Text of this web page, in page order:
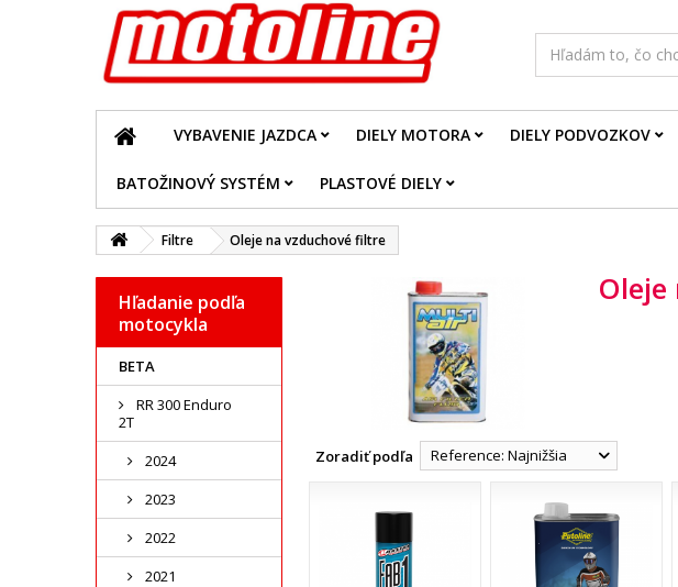
VYBAVENIE JAZDCA DIELY MOTORA DIELY PODVOZKOV
BATOŽINOVÝ SYSTÉM PLASTOVÉ DIELY
Filtre Oleje na vzduchové filtre
Hľadanie podľa
motocykla
BETA
RR 300 Enduro
2T
2024
2023
2022
2021
Zoradiť podľa Reference: Najnižšia